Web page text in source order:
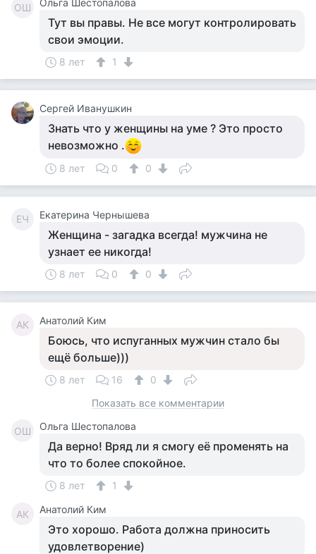
ОШ Ольга Шестопалова
Тут вы правы. Не все могут контролировать
свои эмоции.
8 лет 1
Сергей Иванушкин
Знать что у женщины на уме ? Это просто
невозможно .
8 лет 0 0
ЕЧ Екатерина Чернышева
Женщина - загадка всегда! мужчина не
узнает ее никогда!
8 лет 0 0
АК Анатолий Ким
Боюсь, что испуганных мужчин стало бы
ещё больше)))
8 лет 16
0
Показать все комментарии
ОШ Ольга Шестопалова
Да верно! Вряд ли я смогу её променять на
что то более спокойное.
8 лет 1
АК Анатолий Ким
Это хорошо. Работа должна приносить
удовлетворение)